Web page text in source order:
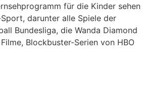
für die Kinder sehen
darunter alle Spiele der
Bundesliga, die Wanda Diamond
Blockbuster-Serien von HBO